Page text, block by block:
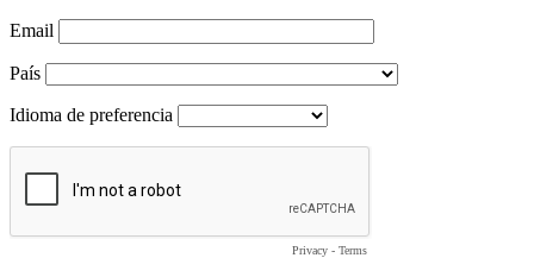
Email
País
Idioma de preferencia
Privacy - Terms